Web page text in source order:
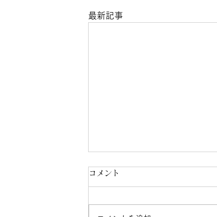
最新記事
なかざわ耳鼻咽喉科・頭頸部
外科クリニックからのお知ら
せ
コメント